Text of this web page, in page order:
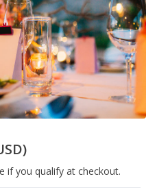
if you qualify at checkout.